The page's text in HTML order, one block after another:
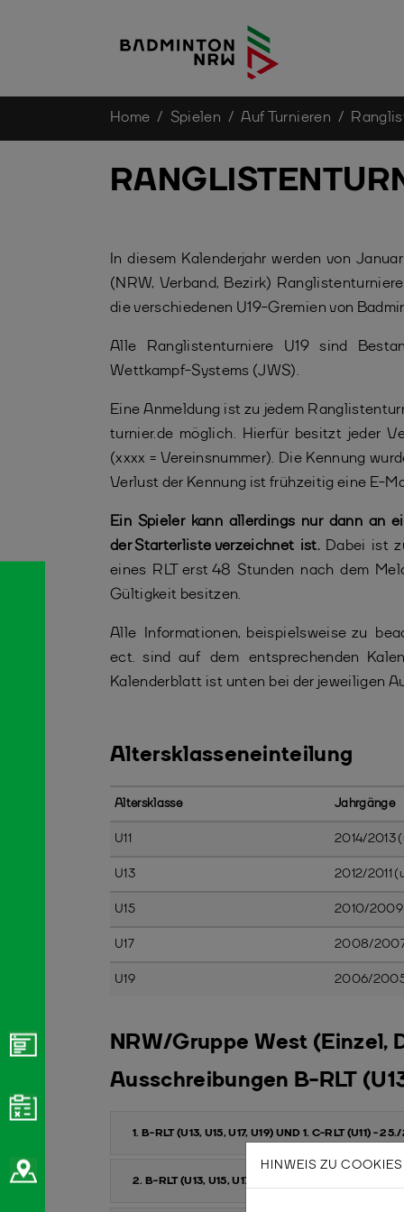
Home Spielen Auf Turnieren
In diesem Kalenderjahr werden von
(NRW, Verband, Bezirk)
die verschiedenen U19-Gremien von
Alle Ranglistenturniere U19 sind
Wettkampf-Systems (JWS).
Eine Anmeldung ist zu jedem
turnier.de möglich. Hierfür besitzt jeder
(xxxx = Vereinsnummer). Die Kennung
Verlust der Kennung ist frühzeitig eine E-
Ein Spieler kann allerdings nur dann an
der Starterliste verzeichnet ist.Dabei ist
eines RLT erst 48 Stunden nach dem
Gültigkeit besitzen.
Alle Informationen, beispielsweise zu
ect. sind auf dem entsprechenden
Kalenderblatt ist unten bei der jeweiligen
Altersklasseneinteilung
Altersklasse Jahrgänge
U11 2014/2013
U13 2012/2011
U15 2010/2009
U17 2008/2007
U19 2006/2005
NRW/Gruppe West (Einzel,
Ausschreibungen B-RLT
1. B-RLT (U13, U15, U17, U19) UND 1. C-RLT (U11) -
2. B-RLT (U13, U15, U17, U19) UND 2. C-RLT (U11) -
HINWEIS ZU COOKIES